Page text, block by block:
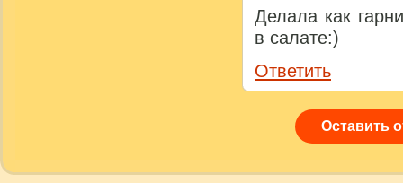
Делала как
в салате:)
Ответить
Оставить